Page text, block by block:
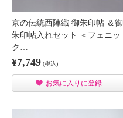
京の伝統西陣織 御朱印帖 ＆御
朱印帖入れセット ＜フェニッ
ク…
¥7,749 (税込)
お気に入りに登録